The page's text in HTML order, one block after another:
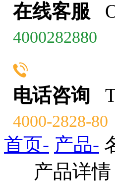
在线客服
4000282880
电话咨询
4000-2828-80
首页- 产品-
产品详情